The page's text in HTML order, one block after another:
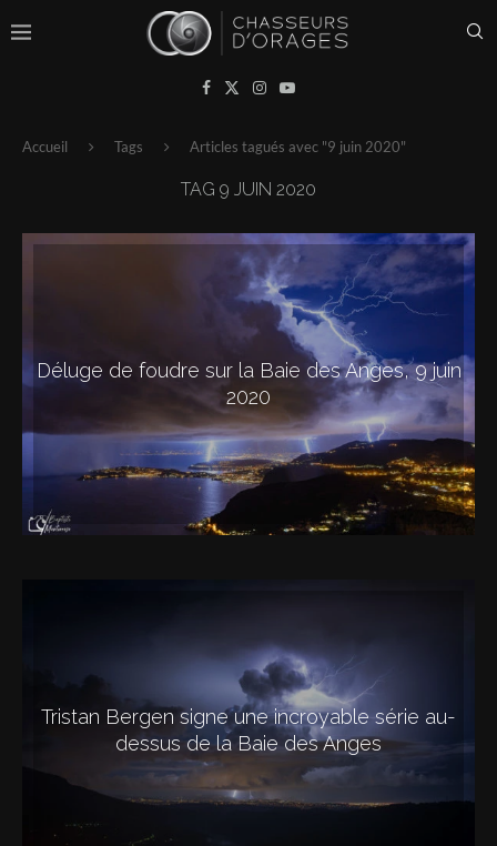
Accueil Tags Articles tagués avec "9 juin 2020"
TAG 9 JUIN 2020
Déluge de foudre sur la Baie des Anges, 9 juin
2020
Tristan Bergen signe une incroyable série au-
dessus de la Baie des Anges